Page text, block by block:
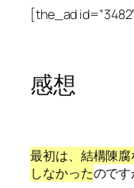
[the_ad
感想
最初は、結構陳
しなかったのです